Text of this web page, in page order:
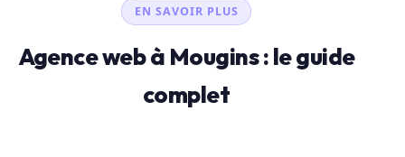
EN SAVOIR PLUS
Agence web à Mougins : le guide
complet